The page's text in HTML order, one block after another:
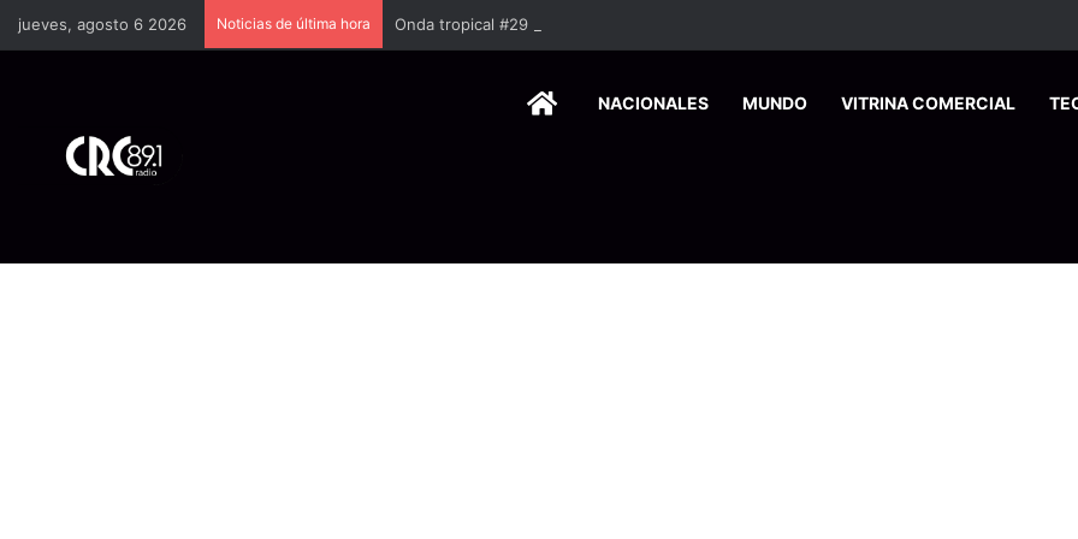
jueves, agosto 6 2026 Noticias de última hora Onda tropical #29 elevará el riesgo de inundaciones y deslizamientos este miércoles
HOMENACIONALES MUNDO VITRINA COMERCIAL